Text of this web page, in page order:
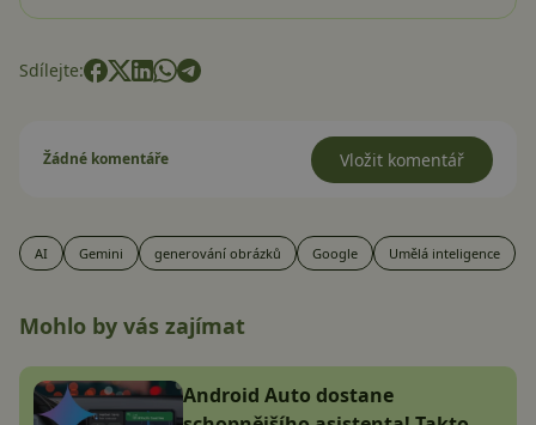
Sdílejte:
Žádné komentáře Vložit komentář
AI Gemini generování obrázků Google Umělá inteligence
Mohlo by vás zajímat
Android Auto dostane